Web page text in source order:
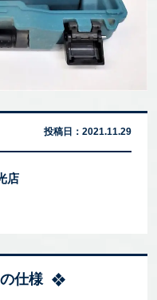
投稿日： 2021.11.29
店
仕様